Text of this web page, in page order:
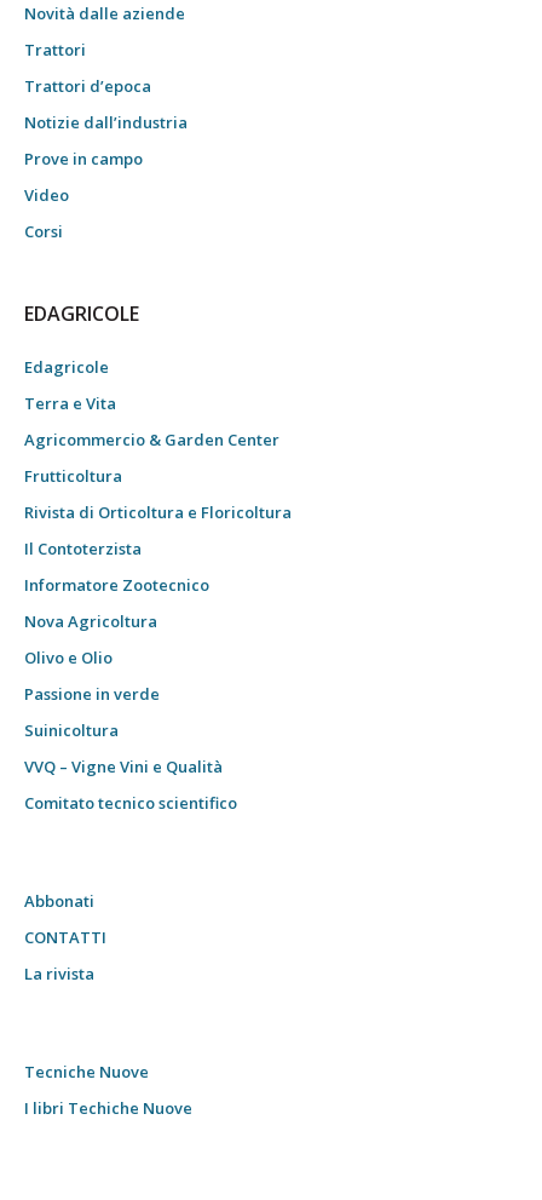
Novità dalle aziende
Trattori
Trattori d’epoca
Notizie dall’industria
Prove in campo
Video
Corsi
EDAGRICOLE
Edagricole
Terra e Vita
Agricommercio & Garden Center
Frutticoltura
Rivista di Orticoltura e Floricoltura
Il Contoterzista
Informatore Zootecnico
Nova Agricoltura
Olivo e Olio
Passione in verde
Suinicoltura
VVQ – Vigne Vini e Qualità
Comitato tecnico scientifico
Abbonati
CONTATTI
La rivista
Tecniche Nuove
I libri Techiche Nuove